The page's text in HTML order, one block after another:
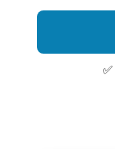
✅